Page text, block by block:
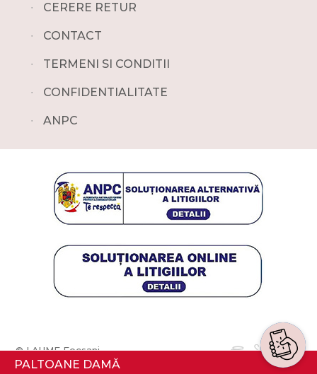
∙ CERERE RETUR
∙ CONTACT
∙ TERMENI SI CONDITII
∙ CONFIDENTIALITATE
∙ ANPC
© LAUME Focsani
PALTOANE DAMĂ